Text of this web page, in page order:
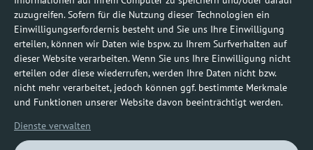
zuzugreifen. Sofern für die Nutzung dieser Technologien ein
Einwilligungserfordernis besteht und Sie uns Ihre Einwilligung
erteilen, können wir Daten wie bspw. zu Ihrem Surfverhalten auf
dieser Website verarbeiten. Wenn Sie uns Ihre Einwilligung nicht
erteilen oder diese wiederrufen, werden Ihre Daten nicht bzw.
nicht mehr verarbeitet, jedoch können ggf. bestimmte Merkmale
und Funktionen unserer Website davon beeinträchtigt werden.
Dienste verwalten
Befundauskünfte/
Nachforderungen
0800 1219100-10